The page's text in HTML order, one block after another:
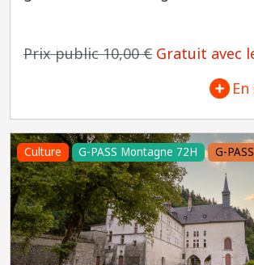
Prix public 10,00 € Gratuit avec
Culture G-PASS Montagne 72H G-